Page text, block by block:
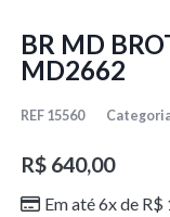
BR MD
MD2662
REF 15560
R$640,00
Em até 6x de R$